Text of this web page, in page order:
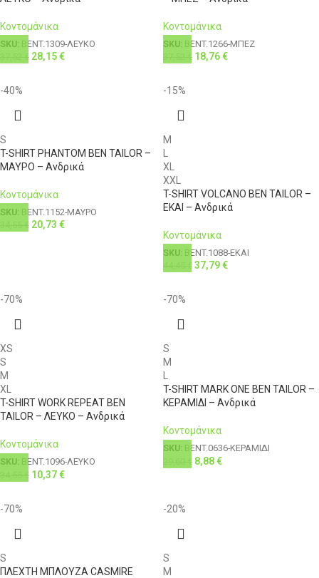
Κοντομάνικα
SKU: BENT.1309-ΛΕΥΚΟ
€ 28,15€
Κοντομάνικα
SKU: BENT.1266-ΜΠΕΖ
€ 18,76€
-40%
S
T-SHIRT PHANTOM BEN TAILOR –
ΜΑΥΡΟ – Ανδρικά
Κοντομάνικα
SKU: BENT.1152-ΜΑΥΡΟ
€ 20,73 €
-15%
M
L
XL
XXL
T-SHIRT VOLCANO BEN TAILOR –
ΕΚΑΙ – Ανδρικά
Κοντομάνικα
SKU: BENT.1088-ΕΚΑΙ
€ 37,79€
-70%
XS
S
M
XL
T-SHIRT WORK REPEAT BEN
TAILOR – ΛΕΥΚΟ – Ανδρικά
Κοντομάνικα
SKU: BENT.1096-ΛΕΥΚΟ
€ 10,37€
-70%
S
M
L
T-SHIRT MARK ONE BEN TAILOR –
ΚΕΡΑΜΙΔΙ – Ανδρικά
Κοντομάνικα
SKU: BENT.0636-ΚΕΡΑΜΙΔΙ
€ 8,88€
-70%
S
ΠΛΕΧΤΗ ΜΠΛΟΥΖΑ CASMIRE
-20%
S
M